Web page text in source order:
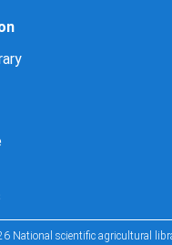
National scientific agricultural